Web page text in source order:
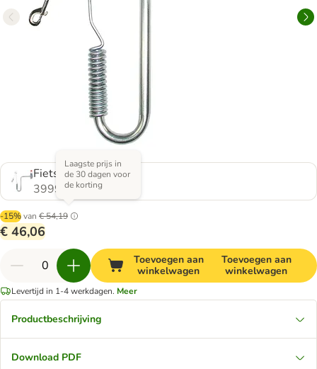
Fietshouder
399989.3
-15%van € 54,19
Laagste prijs in
de 30 dagen voor
de korting
€ 46,06
Toevoegen aan
winkelwagen
Toevoegen aan
winkelwagen
Levertijd in 1-4 werkdagen. Meer
Productbeschrijving
Download PDF